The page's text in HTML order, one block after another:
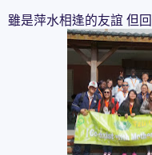
雖是萍水相逢的友誼 但